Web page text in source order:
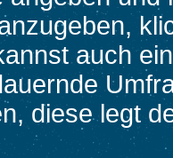
auch
diese legt